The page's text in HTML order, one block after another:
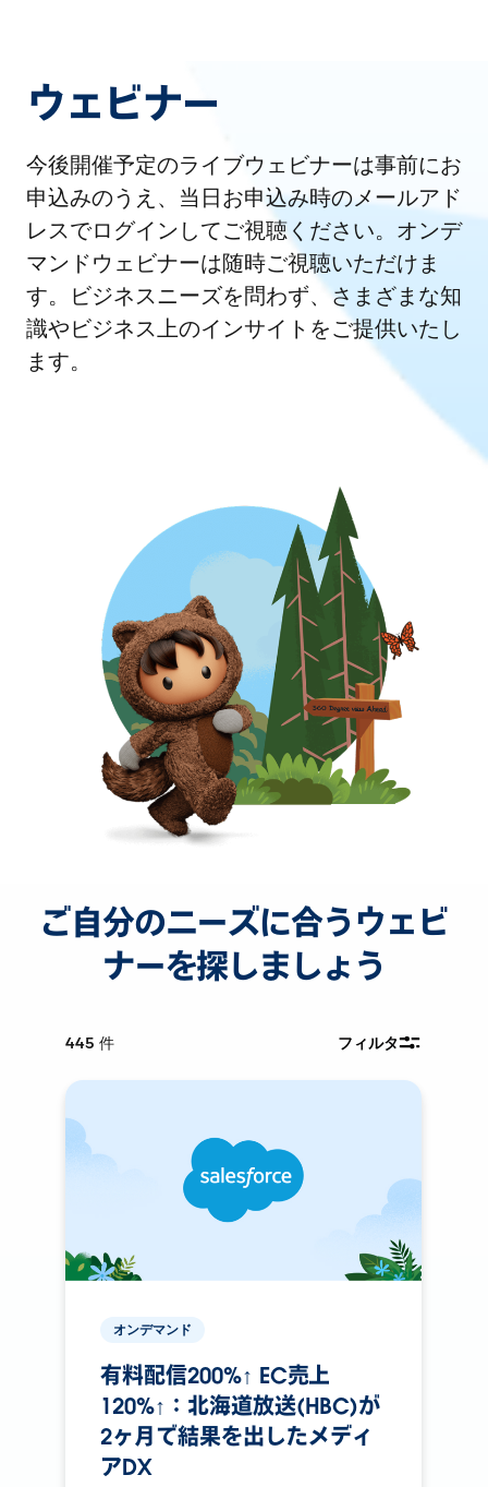
ウェビナー
今後開催予定のライブウェビナーは事前にお
申込みのうえ、当日お申込み時のメールアド
レスでログインしてご視聴ください。オンデ
マンドウェビナーは随時ご視聴いただけま
す。ビジネスニーズを問わず、さまざまな知
識やビジネス上のインサイトをご提供いたし
ます。
ご自分のニーズに合うウェビ
ナーを探しましょう
445 件 フィルタ
オンデマンド
有料配信200%↑ EC売上
120%↑：北海道放送(HBC)が
2ヶ月で結果を出したメディ
アDX